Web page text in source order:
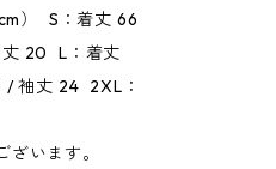
） S：着丈 66
20 L：着丈
袖丈 24 2XL：
います。